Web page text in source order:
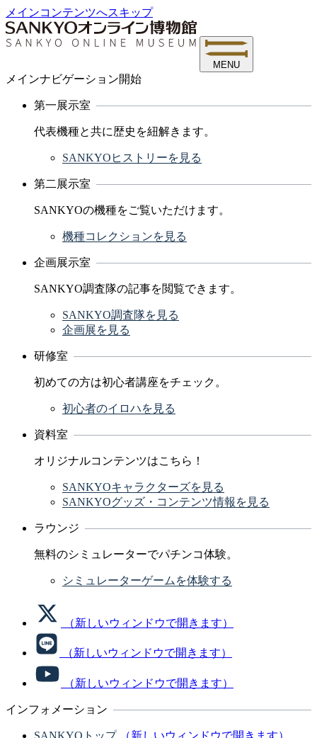
メインコンテンツへスキップ
MENU
メインナビゲーション開始
第一展示室
代表機種と共に歴史を紐解きます。
SANKYOヒストリーを見る
第二展示室
SANKYOの機種をご覧いただけます。
機種コレクションを見る
企画展示室
SANKYO調査隊の記事を閲覧できます。
SANKYO調査隊を見る
企画展を見る
研修室
初めての方は初心者講座をチェック。
初心者のイロハを見る
資料室
オリジナルコンテンツはこちら！
SANKYOキャラクターズを見る
SANKYOグッズ・コンテンツ情報を見る
ラウンジ
無料のシミュレーターでパチンコ体験。
シミュレーターゲームを体験する
（新しいウィンドウで開きます）
（新しいウィンドウで開きます）
（新しいウィンドウで開きます）
インフォメーション
SANKYOトップ
（新しいウィンドウで開きます）